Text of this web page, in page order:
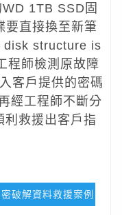
1TB SSD固
要直接換至新筆
disk structure is
程師檢測原故障
客戶提供的密碼
經工程師不斷分
救援出客戶指
破解資料救援案例